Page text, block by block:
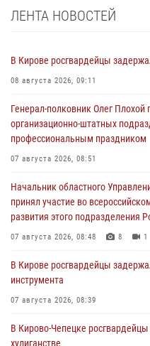
ЛЕНТА НОВОСТЕЙ
В Кирове росгвардейцы
08 августа 2026, 09:11
Генерал-полковник Олег Плохой
организационно-штатных
профессиональным праздником
07 августа 2026, 08:51
Начальник областного
принял участие во
развития этого подразделения
07 августа 2026, 08:48 8 1
В Кирове росгвардейцы
инструмента
07 августа 2026, 08:39
В Кирово-Чепецке
хулиганстве